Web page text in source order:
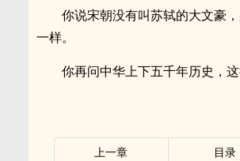
你说宋朝没有叫苏轼的大文豪
一样。
你再问中华上下五千年历史，
上一章 目录